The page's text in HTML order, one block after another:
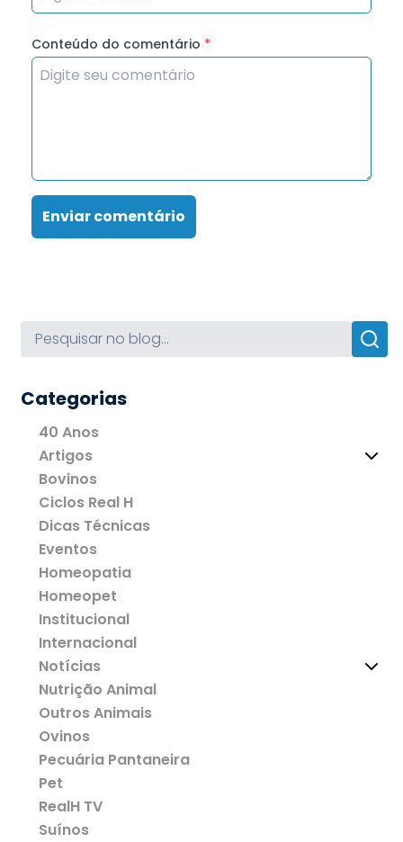
Conteúdo do comentário *
Enviar comentário
Categorias
40 Anos
Artigos
Bovinos
Ciclos Real H
Dicas Técnicas
Eventos
Homeopatia
Homeopet
Institucional
Internacional
Notícias
Nutrição Animal
Outros Animais
Ovinos
Pecuária Pantaneira
Pet
RealH TV
Suínos